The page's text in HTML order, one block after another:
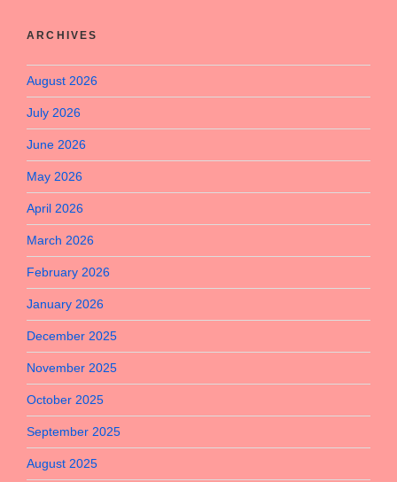
ARCHIVES
August 2026
July 2026
June 2026
May 2026
April 2026
March 2026
February 2026
January 2026
December 2025
November 2025
October 2025
September 2025
August 2025